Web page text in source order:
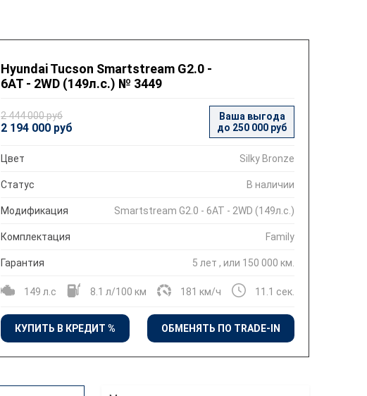
Hyundai Tucson Smartstream G2.0 -
6AT - 2WD (149л.с.) № 3449
2 444 000 руб
2 194 000 руб
Ваша выгода
до 250 000 руб
Цвет Silky Bronze
Статус В наличии
Модификация Smartstream G2.0 - 6AT - 2WD (149л.с.)
Комплектация Family
Гарантия 5 лет , или 150 000 км.
149 л.с 8.1 л/100 км 181 км/ч 11.1 сек.
КУПИТЬ В КРЕДИТ % ОБМЕНЯТЬ ПО TRADE-IN